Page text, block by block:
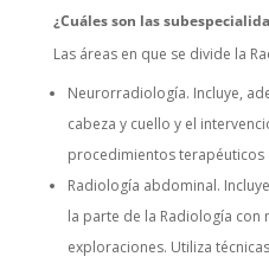
¿Cuáles son las
Las áreas en que se divide la
Neurorradiología. Incluye,
cabeza y cuello y el
procedimientos
Radiología abdominal.
la parte de la Radiología con
exploraciones. Utiliza